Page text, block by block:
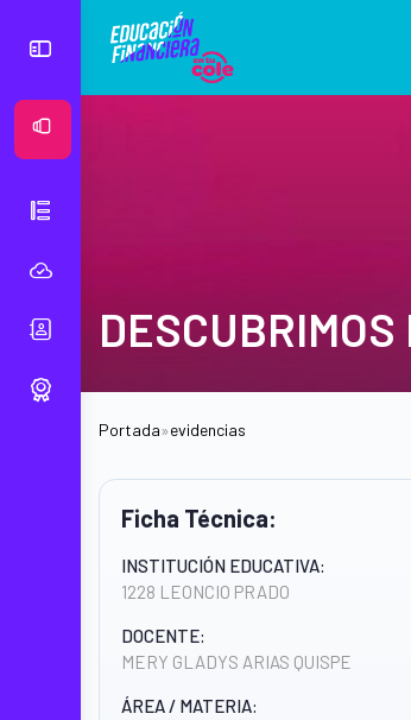
Portada»evidencias
Ficha Técnica:
INSTITUCIÓN EDUCATIVA:
1228 LEONCIO PRADO
DOCENTE:
MERY GLADYS ARIAS QUISPE
ÁREA / MATERIA: